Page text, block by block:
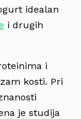
idealan
i drugih
i
kosti. Pri
je studija